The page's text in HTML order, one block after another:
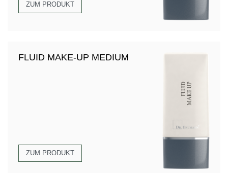
ZUM PRODUKT
FLUID MAKE-UP MEDIUM
ZUM PRODUKT